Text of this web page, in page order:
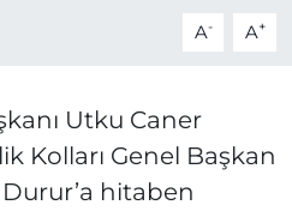
A- A+
Utku Caner
Kolları Genel Başkan
Durur’a hitaben